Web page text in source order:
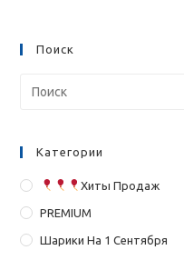
Поиск
Категории
Хиты Продаж
PREMIUM
Шарики На 1 Сентября